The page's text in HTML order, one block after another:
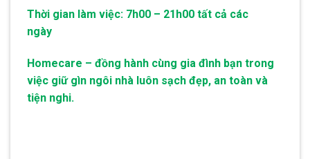
Thời gian làm việc: 7h00 – 21h00 tất cả các
ngày
Homecare – đồng hành cùng gia đình bạn trong
việc giữ gìn ngôi nhà luôn sạch đẹp, an toàn và
tiện nghi.